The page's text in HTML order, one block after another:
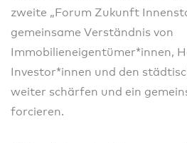
zweite „Forum Zukunft
gemeinsame Verständnis von
Immobilieneigentümer*innen,
Investor*innen und den
weiter schärfen und ein
forcieren.